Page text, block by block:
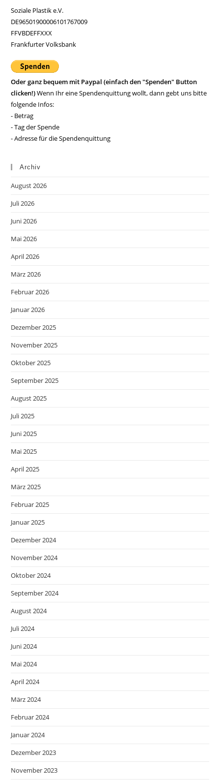
Soziale Plastik e.V.
DE96501900006101767009
FFVBDEFFXXX
Frankfurter Volksbank
Oder ganz bequem mit Paypal (einfach den "Spenden" Button
clicken!)Wenn Ihr eine Spendenquittung wollt, dann gebt uns bitte
folgende Infos:
- Betrag
- Tag der Spende
- Adresse für die Spendenquittung
Archiv
August 2026
Juli 2026
Juni 2026
Mai 2026
April 2026
März 2026
Februar 2026
Januar 2026
Dezember 2025
November 2025
Oktober 2025
September 2025
August 2025
Juli 2025
Juni 2025
Mai 2025
April 2025
März 2025
Februar 2025
Januar 2025
Dezember 2024
November 2024
Oktober 2024
September 2024
August 2024
Juli 2024
Juni 2024
Mai 2024
April 2024
März 2024
Februar 2024
Januar 2024
Dezember 2023
November 2023